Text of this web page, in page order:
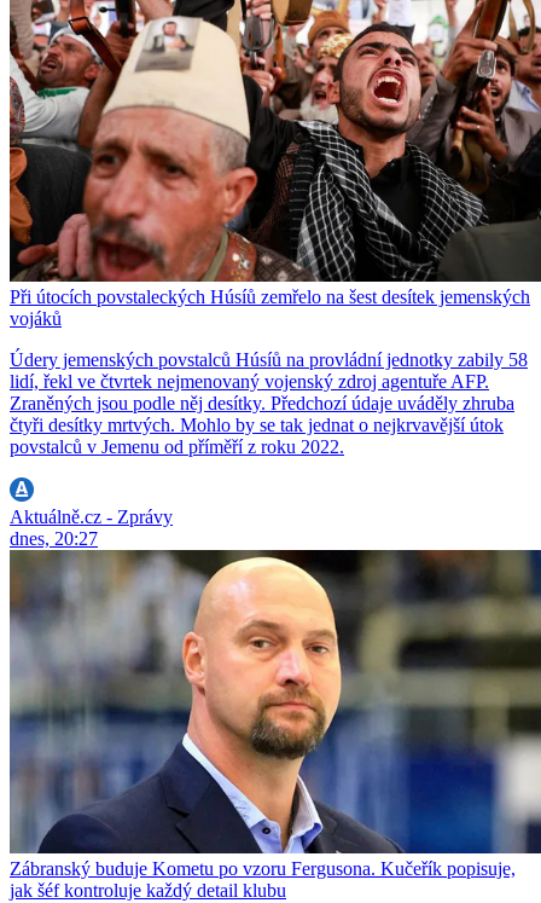
Při útocích povstaleckých Húsíů zemřelo na šest desítek jemenských
vojáků
Údery jemenských povstalců Húsíů na provládní jednotky zabily 58
lidí, řekl ve čtvrtek nejmenovaný vojenský zdroj agentuře AFP.
Zraněných jsou podle něj desítky. Předchozí údaje uváděly zhruba
čtyři desítky mrtvých. Mohlo by se tak jednat o nejkrvavější útok
povstalců v Jemenu od příměří z roku 2022.
Aktuálně.cz - Zprávy
dnes, 20:27
Zábranský buduje Kometu po vzoru Fergusona. Kučeřík popisuje,
jak šéf kontroluje každý detail klubu